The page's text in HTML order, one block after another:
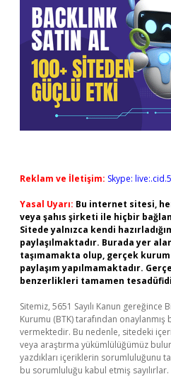
Reklam ve İletişim: Skype:
Yasal Uyarı: Bu internet sitesi,
veya şahıs şirketi ile hiçbir
Sitede yalnızca kendi
paylaşılmaktadır. Burada yer
taşımamakta olup, gerçek
paylaşım yapılmamaktadır.
benzerlikleri tamamen
Sitemiz, 5651 Sayılı Kanun
Kurumu (BTK) tarafından onaylanmış
vermektedir. Bu nedenle, sitedeki
veya araştırma yükümlülüğümüz
yazdıkları içeriklerin sorumluluğunu
bu sorumluluğu kabul etmiş sayılırlar.